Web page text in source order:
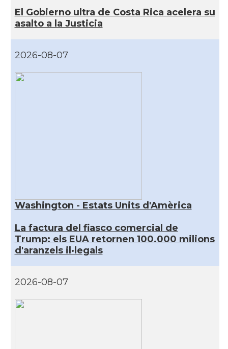
El Gobierno ultra de Costa Rica acelera su
asalto a la Justicia
2026-08-07
Washington - Estats Units d'Amèrica
La factura del fiasco comercial de
Trump: els EUA retornen 100.000 milions
d'aranzels il·legals
2026-08-07